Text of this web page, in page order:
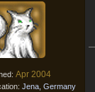
Apr 2004
Jena, Germany